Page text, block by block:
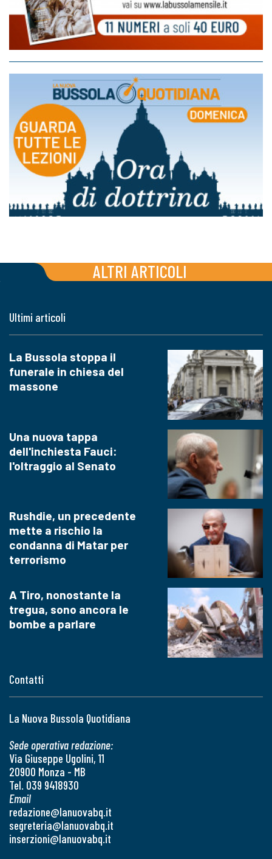
ALTRI ARTICOLI
Contatti
La Nuova Bussola Quotidiana
Sede operativa redazione:
Via Giuseppe Ugolini, 11
20900 Monza - MB
Tel. 039 9418930
Email
redazione@lanuovabq.it
segreteria@lanuovabq.it
inserzioni@lanuovabq.it
Ultimi articoli
La Bussola stoppa il
funerale in chiesa del
massone
Una nuova tappa
dell'inchiesta Fauci:
l'oltraggio al Senato
Rushdie, un precedente
mette a rischio la
condanna di Matar per
terrorismo
A Tiro, nonostante la
tregua, sono ancora le
bombe a parlare